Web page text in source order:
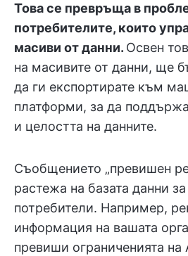
Това се превръща в
потребителите, които
масиви от данни. Освен
на масивите от данни, ще
да ги експортирате към
платформи, за да
и целостта на данните.
Съобщението „превишен
растежа на базата данни
потребители. Например,
информация на вашата
превиши ограниченията на